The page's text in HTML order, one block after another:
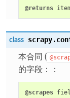
@returns
class
本合同 (
的字段：：
@scrapes